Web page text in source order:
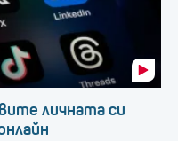
личната си